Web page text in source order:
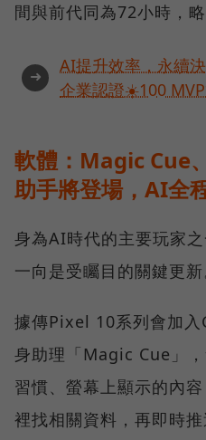
間與前代同為72小時，
➜
AI提升效率，永續
企業認證☀️100
軟體：Magic Cue
助手將登場，AI全
身為AI時代的主要玩家
一向是受矚目的關鍵更新
據傳Pixel 10系列會加
身助理「Magic Cue」
習慣、螢幕上顯示的內
裡找相關資料，再即時